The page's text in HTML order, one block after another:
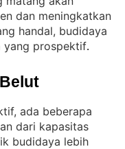
dan meningkatkan
handal, budidaya
yang prospektif.
ada beberapa
dari kapasitas
budidaya lebih